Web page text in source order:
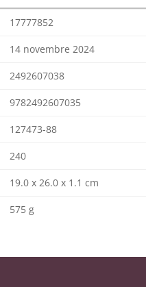
17777852
14 novembre 2024
2492607038
9782492607035
127473-88
240
19.0 x 26.0 x 1.1 cm
575 g